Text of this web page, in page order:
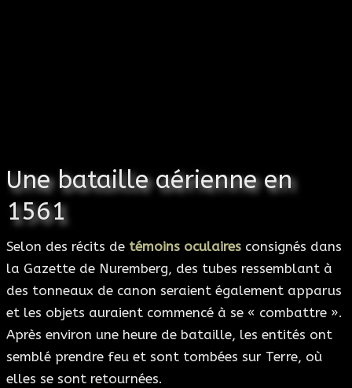
Une bataille aérienne en
1561
Selon des récits de témoins oculaires consignés dans
la Gazette de Nuremberg, des tubes ressemblant à
des tonneaux de canon seraient également apparus
et les objets auraient commencé à se « combattre ».
Après environ une heure de bataille, les entités ont
semblé prendre feu et sont tombées sur Terre, où
elles se sont retournées.